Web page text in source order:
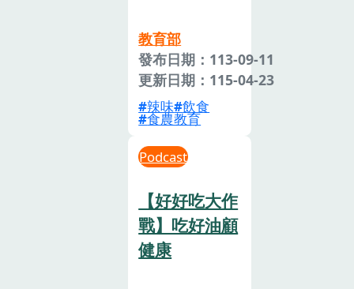
教育部
發布日期：113-09-11
更新日期：115-04-23
辣味 飲食
食農教育
Podcast
【好好吃大作
戰】吃好油顧
健康